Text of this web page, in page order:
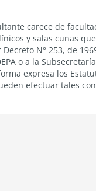
carece de
y salas cunas
N° 253, de
o a la
expresa los
efectuar tales